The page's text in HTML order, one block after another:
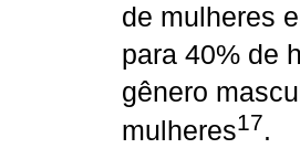
de mulheres
para 40% de
gênero
mulheres17.